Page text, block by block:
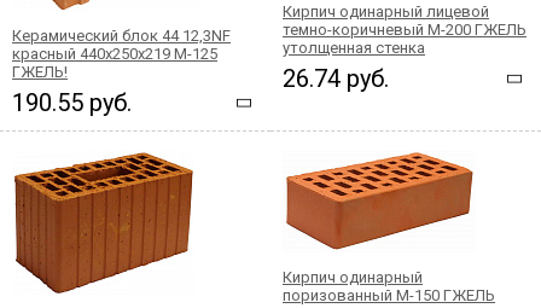
Керамический блок 44 12,3NF
красный 440x250x219 М-125
ГЖЕЛЬ!
190.55 руб.
Кирпич одинарный лицевой
темно-коричневый М-200 ГЖЕЛЬ
утолщенная стенка
26.74 руб.
Кирпич одинарный
поризованный М-150 ГЖЕЛЬ